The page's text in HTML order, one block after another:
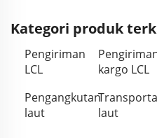
Kategori produk
Pengiriman
LCL
kargo LCL
Pengangkutan
laut
laut